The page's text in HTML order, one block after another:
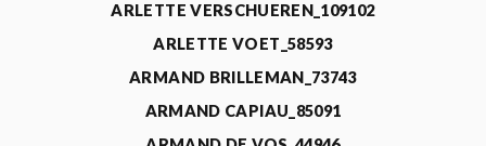
ARLETTE VERSCHUEREN_109102
ARLETTE VOET_58593
ARMAND BRILLEMAN_73743
ARMAND CAPIAU_85091